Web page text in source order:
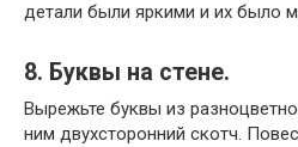
детали были яркими и их было
8. Буквы на стене.
Вырежьте буквы из
ним двухсторонний скотч.